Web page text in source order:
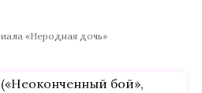
«Неродная дочь»
бой»,